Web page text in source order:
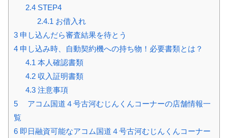
2.4STEP4
2.4.1 お借入れ
3 申し込んだら審査結果を待とう
4 申し込み時、自動契約機への持ち物！必要書類とは？
4.1 本人確認書類
4.2収入証明書類
4.3注意事項
5 アコム国道４号古河むじんくんコーナーの店舗情報一
覧
6 即日融資可能なアコム国道４号古河むじんくんコーナー